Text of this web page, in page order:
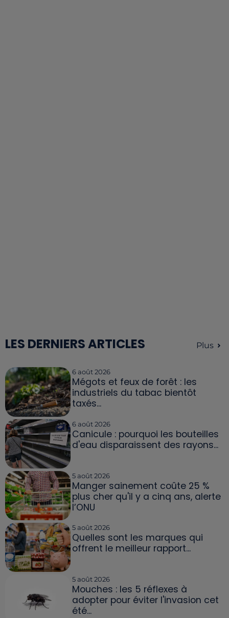
LES DERNIERS ARTICLES Plus
6 août 2026
Mégots et feux de forêt : les
industriels du tabac bientôt
taxés...
6 août 2026
Canicule : pourquoi les bouteilles
d'eau disparaissent des rayons...
5 août 2026
Manger sainement coûte 25 %
plus cher qu'il y a cinq ans, alerte
l’ONU
5 août 2026
Quelles sont les marques qui
offrent le meilleur rapport...
5 août 2026
Mouches : les 5 réflexes à
adopter pour éviter l'invasion cet
été...